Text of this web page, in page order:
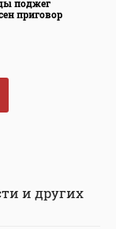
поджег
приговор
и других